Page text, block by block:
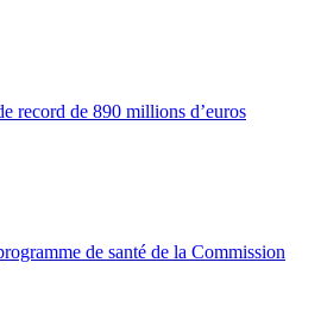
record de 890 millions d’euros
de santé de la Commission